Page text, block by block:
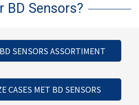
BD Sensors?
SENSORS ASSORTIMENT
CASES MET BD SENSORS